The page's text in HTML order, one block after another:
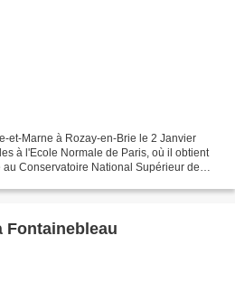
et-Marne à Rozay-en-Brie le 2 Janvier
à l'Ecole Normale de Paris, où il obtient
Conservatoire National Supérieur de
Fontainebleau